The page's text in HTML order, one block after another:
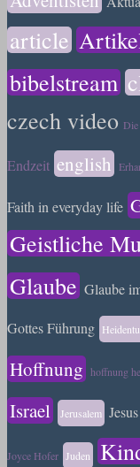
article
bibelstream
czech video
Endzeit english
Faith in everyday life
Geistliche
Glaube Glaube
Gottes Führung
Hoffnung hoffnung
Israel
Jerusalem
Joyce Hofer Juden